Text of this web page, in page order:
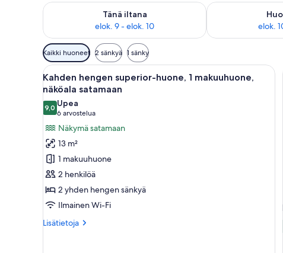
Tänä iltana
elok. 9 - elok. 10
Tarkista tämän illan saatavuus elok. 9 - elok. 10
elok.
Tarkista huomisen
Huoneille
saatavilla
olevia
suodattimia
Kaikki huoneet 2 sänkyä 1 sänky
Avaa
kaikki
huonetyypin
Kahden
hengen
superior-
huone,
makuuhuone,
näköala
satamaan
kuvat
Hotellihuone, jossa on sänky,
5
Kahden hengen superior-huone, 1 makuuhuone,
näköala satamaan
9,09,0 kautta 10
Upea
6 arvostelua
(6
arvostelua)
Näkymä satamaan
13 m²
1 makuuhuone
2 henkilöä
2 yhden hengen sänkyä
Ilmainen Wi-Fi
Lisätietoja
Lisätietoja